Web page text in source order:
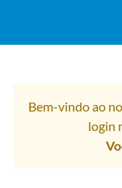
Bem-vindo ao
login